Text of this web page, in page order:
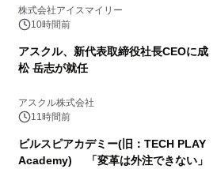
比較―自社に合う生成AIの選び方がわ
かる実践ガイド
株式会社アイスマイリー
10時間前
アスクル、新代表取締役社長CEOに成
松 岳志が就任
アスクル株式会社
11時間前
ビルスピアカデミー(旧：TECH PLAY
Academy) 「変革は外注できない」